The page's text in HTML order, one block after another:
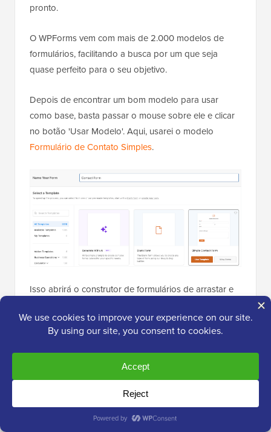
pronto.
O WPForms vem com mais de 2.000 modelos de
formulários, facilitando a busca por um que seja
quase perfeito para o seu objetivo.
Depois de encontrar um bom modelo para usar
como base, basta passar o mouse sobre ele e clicar
no botão 'Usar Modelo'. Aqui, usarei o modelo
Formulário de Contato Simples.
Isso abrirá o construtor de formulários de arrastar e
Em seguida, arraste o campo ‘Endereço’ do painel
esquerdo e solte-o em seu formulário (se ele já não